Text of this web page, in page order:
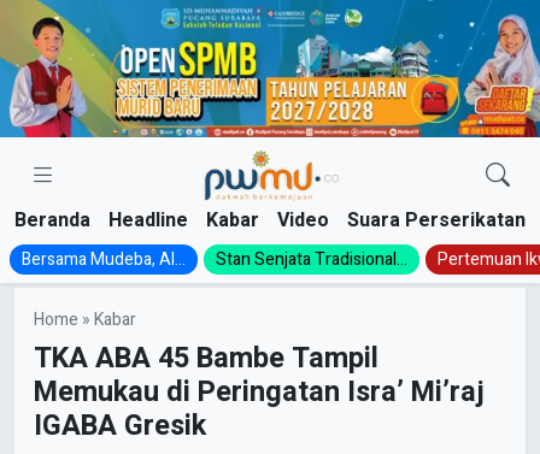
Skip
content
Beranda Headline Kabar Video Suara Perserikatan
Bersama Mudeba, Al... Stan Senjata Tradisional... Pertemuan
Home »Kabar
TKA ABA 45 Bambe Tampil
Memukau di Peringatan Isra’ Mi’raj
IGABA Gresik